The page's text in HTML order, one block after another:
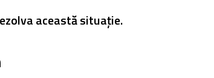
această situație.